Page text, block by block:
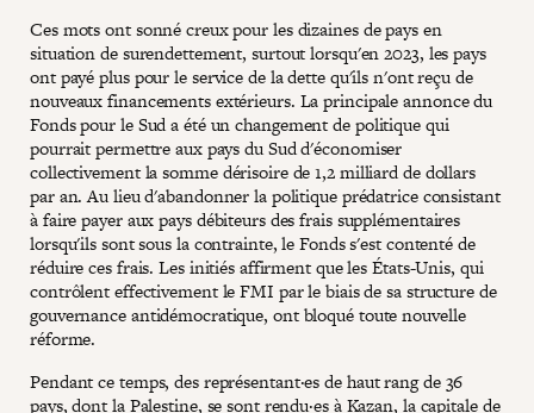
Ces mots ont sonné creux pour les dizaines de pays en
situation de surendettement, surtout lorsqu'en 2023, les pays
ont payé plus pour le service de la dette qu'ils n'ont reçu de
nouveaux financements extérieurs. La principale annonce du
Fonds pour le Sud a été un changement de politique qui
pourrait permettre aux pays du Sud d'économiser
collectivement la somme dérisoire de 1,2 milliard de dollars
par an. Au lieu d'abandonner la politique prédatrice consistant
à faire payer aux pays débiteurs des frais supplémentaires
lorsqu'ils sont sous la contrainte, le Fonds s'est contenté de
réduire ces frais. Les initiés affirment que les États-Unis, qui
contrôlent effectivement le FMI par le biais de sa structure de
gouvernance antidémocratique, ont bloqué toute nouvelle
réforme.
Pendant ce temps, des représentant·es de haut rang de 36
pays, dont la Palestine, se sont rendu·es à Kazan, la capitale de